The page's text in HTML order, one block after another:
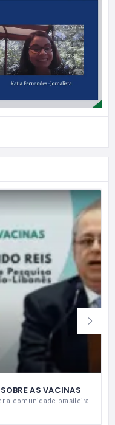
AS VACINAS
a comunidade brasileira